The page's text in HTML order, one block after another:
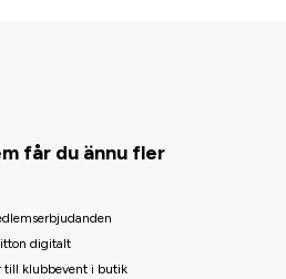
får du ännu fler
digitalt
till klubbevent i butik